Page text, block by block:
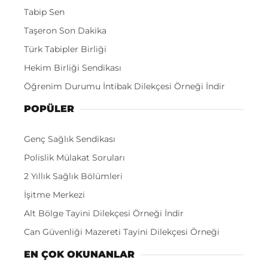
Tabip Sen
Taşeron Son Dakika
Türk Tabipler Birliği
Hekim Birliği Sendikası
Öğrenim Durumu İntibak Dilekçesi Örneği İndir
POPÜLER
Genç Sağlık Sendikası
Polislik Mülakat Soruları
2 Yıllık Sağlık Bölümleri
İşitme Merkezi
Alt Bölge Tayini Dilekçesi Örneği İndir
Can Güvenliği Mazereti Tayini Dilekçesi Örneği
EN ÇOK OKUNANLAR